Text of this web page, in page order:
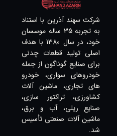
شرکت سهند آذرین با استناد
به تجربه 35 ساله موسسان
خود، در سال 1380 با هدف
اصلی تولید قطعات چدنی
برای صنایع گوناگون از جمله
خودروهای سواری، خودرو
های تجاری، ماشین آلات
کشاورزی، تراکتور سازی،
صنایع ریلی، آب و برق،
ماشین آلات صنعتی تأسیس
شد.